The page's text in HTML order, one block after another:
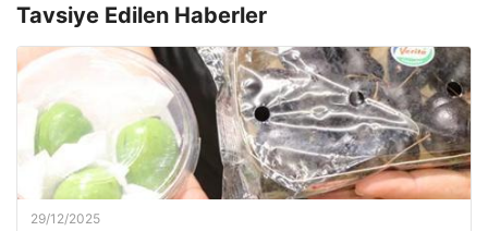
Tavsiye Edilen Haberler
29/12/2025